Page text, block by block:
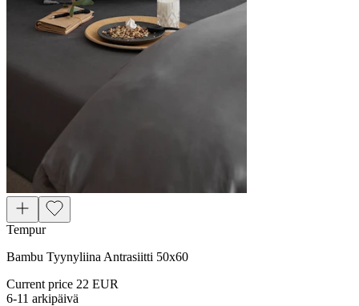
Tempur
Bambu Tyynyliina Antrasiitti 50x60
Current price 22 EUR
6-11 arkipäivä